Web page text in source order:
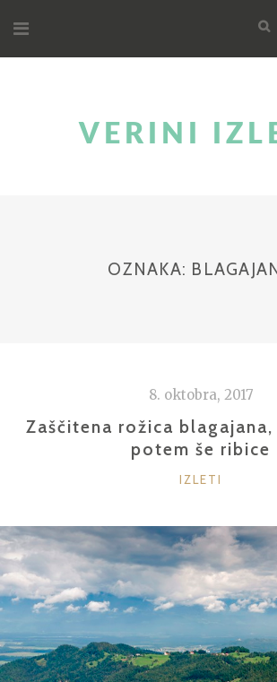
na
vsebino
VERINI
OZNAKA:
8. oktobra, 2017
Zaščitena rožica
potem še ribice
KATEGORIJE
IZLETI